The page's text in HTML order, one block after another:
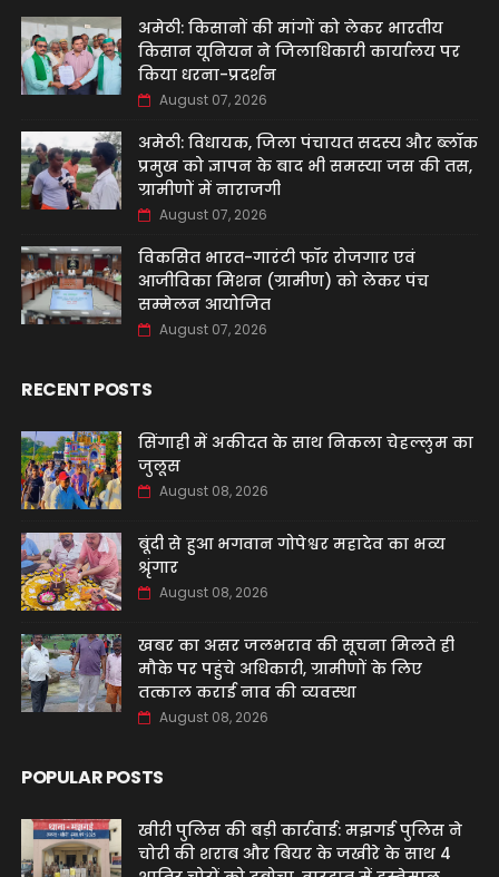
अमेठी: किसानों की मांगों को लेकर भारतीय
किसान यूनियन ने जिलाधिकारी कार्यालय पर
किया धरना-प्रदर्शन
August 07, 2026
अमेठी: विधायक, जिला पंचायत सदस्य और ब्लॉक
प्रमुख को ज्ञापन के बाद भी समस्या जस की तस,
ग्रामीणों में नाराजगी
August 07, 2026
विकसित भारत-गारंटी फॉर रोजगार एवं
आजीविका मिशन (ग्रामीण) को लेकर पंच
सम्मेलन आयोजित
August 07, 2026
RECENT POSTS
सिंगाही में अकीदत के साथ निकला चेहल्लुम का
जुलूस
August 08, 2026
बूंदी से हुआ भगवान गोपेश्वर महादेव का भव्य
श्रृंगार
August 08, 2026
खबर का असर जलभराव की सूचना मिलते ही
मौके पर पहुंचे अधिकारी, ग्रामीणों के लिए
तत्काल कराई नाव की व्यवस्था
August 08, 2026
POPULAR POSTS
खीरी पुलिस की बड़ी कार्रवाई: मझगई पुलिस ने
चोरी की शराब और बियर के जखीरे के साथ 4